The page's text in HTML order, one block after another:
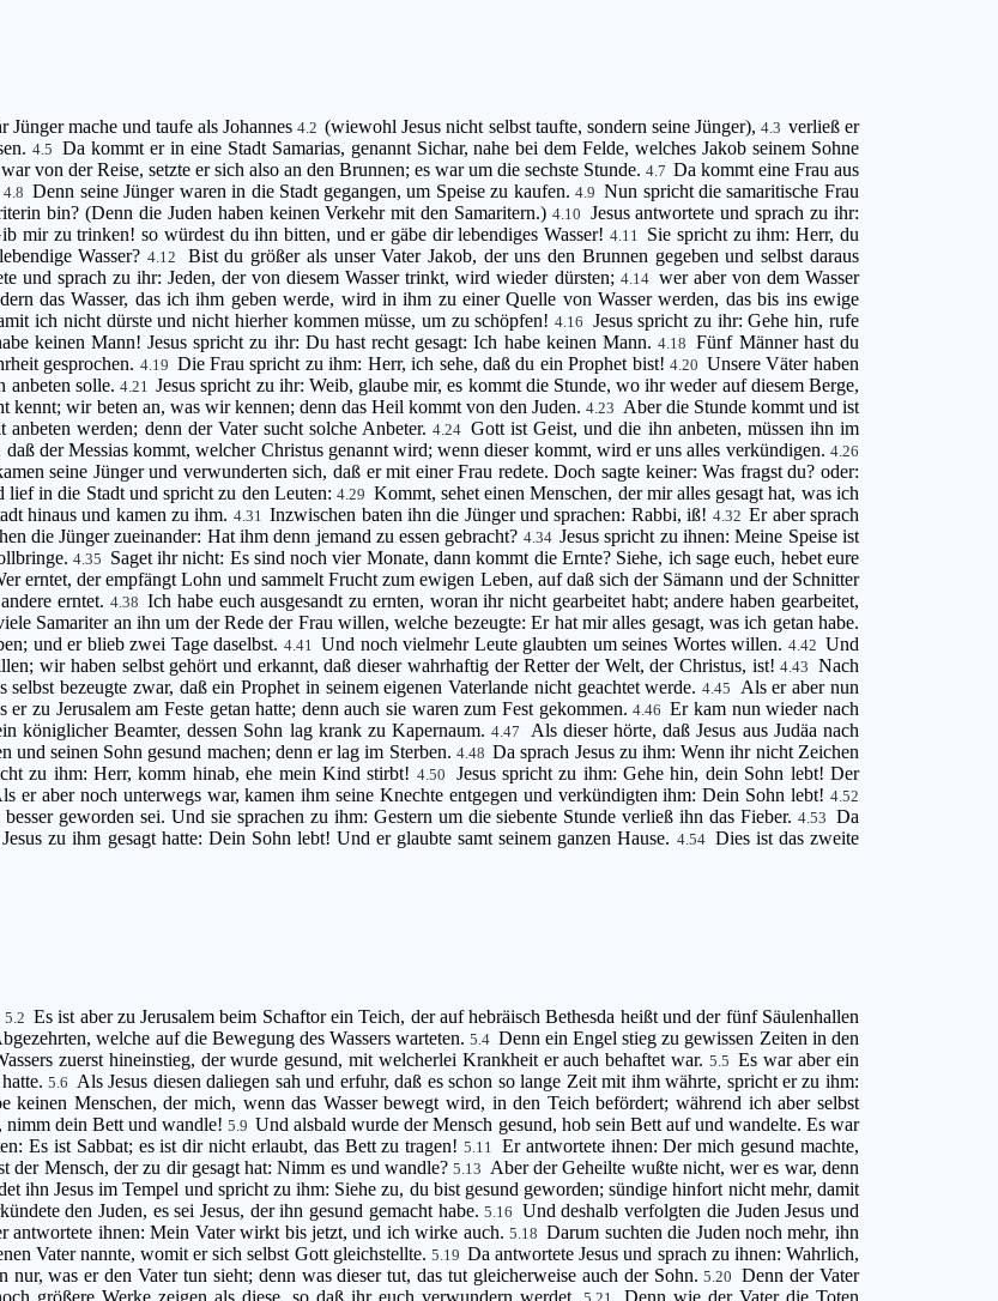
Jünger mache und taufe als Johannes4.2 (wiewohl Jesus nicht selbst taufte, sondern seine Jünger), 4.3 verließ er
4.5
Da kommt er in eine Stadt Samarias, genannt Sichar, nahe bei dem Felde, welches Jakob seinem Sohne
von der Reise, setzte er sich also an den Brunnen; es war um die sechste Stunde. 4.7 Da kommt eine Frau aus
4.8 Denn seine Jünger waren in die Stadt gegangen, um Speise zu kaufen.4.9 Nun spricht die samaritische Frau
bin? (Denn die Juden haben keinen Verkehr mit den Samaritern.) 4.10 Jesus antwortete und sprach zu ihr:
mir zu trinken! so würdest du ihn bitten, und er gäbe dir lebendiges Wasser! 4.11
Sie spricht zu ihm: Herr, du
Wasser?4.12
Bist du größer als unser Vater Jakob, der uns den Brunnen gegeben und selbst daraus
und sprach zu ihr: Jeden, der von diesem Wasser trinkt, wird wieder dürsten; 4.14 wer aber von dem Wasser
das Wasser, das ich ihm geben werde, wird in ihm zu einer Quelle von Wasser werden, das bis ins ewige
ich nicht dürste und nicht hierher kommen müsse, um zu schöpfen!4.16 Jesus spricht zu ihr: Gehe hin, rufe
keinen Mann! Jesus spricht zu ihr: Du hast recht gesagt: Ich habe keinen Mann.4.18
Fünf Männer hast du
gesprochen. 4.19 Die Frau spricht zu ihm: Herr, ich sehe, daß du ein Prophet bist!4.20 Unsere Väter haben
anbeten solle. 4.21
Jesus spricht zu ihr: Weib, glaube mir, es kommt die Stunde, wo ihr weder auf diesem Berge,
kennt; wir beten an, was wir kennen; denn das Heil kommt von den Juden.4.23 Aber die Stunde kommt und ist
werden; denn der Vater sucht solche Anbeter.4.24 Gott ist Geist, und die ihn anbeten, müssen ihn im
der Messias kommt, welcher Christus genannt wird; wenn dieser kommt, wird er uns alles verkündigen. 4.26
seine Jünger und verwunderten sich, daß er mit einer Frau redete. Doch sagte keiner: Was fragst du? oder:
lief in die Stadt und spricht zu den Leuten:4.29 Kommt, sehet einen Menschen, der mir alles gesagt hat, was ich
hinaus und kamen zu ihm. 4.31 Inzwischen baten ihn die Jünger und sprachen: Rabbi, iß! 4.32 Er aber sprach
die Jünger zueinander: Hat ihm denn jemand zu essen gebracht? 4.34 Jesus spricht zu ihnen: Meine Speise ist
4.35 Saget ihr nicht: Es sind noch vier Monate, dann kommt die Ernte? Siehe, ich sage euch, hebet eure
erntet, der empfängt Lohn und sammelt Frucht zum ewigen Leben, auf daß sich der Sämann und der Schnitter
erntet. 4.38 Ich habe euch ausgesandt zu ernten, woran ihr nicht gearbeitet habt; andere haben gearbeitet,
Samariter an ihn um der Rede der Frau willen, welche bezeugte: Er hat mir alles gesagt, was ich getan habe.
und er blieb zwei Tage daselbst. 4.41 Und noch vielmehr Leute glaubten um seines Wortes willen. 4.42 Und
wir haben selbst gehört und erkannt, daß dieser wahrhaftig der Retter der Welt, der Christus, ist!4.43 Nach
selbst bezeugte zwar, daß ein Prophet in seinem eigenen Vaterlande nicht geachtet werde.4.45
Als er aber nun
zu Jerusalem am Feste getan hatte; denn auch sie waren zum Fest gekommen.4.46 Er kam nun wieder nach
königlicher Beamter, dessen Sohn lag krank zu Kapernaum.4.47
Als dieser hörte, daß Jesus aus Judäa nach
seinen Sohn gesund machen; denn er lag im Sterben. 4.48 Da sprach Jesus zu ihm: Wenn ihr nicht Zeichen
zu ihm: Herr, komm hinab, ehe mein Kind stirbt! 4.50
Jesus spricht zu ihm: Gehe hin, dein Sohn lebt! Der
er aber noch unterwegs war, kamen ihm seine Knechte entgegen und verkündigten ihm: Dein Sohn lebt! 4.52
geworden sei. Und sie sprachen zu ihm: Gestern um die siebente Stunde verließ ihn das Fieber.4.53 Da
zu ihm gesagt hatte: Dein Sohn lebt! Und er glaubte samt seinem ganzen Hause. 4.54 Dies ist das zweite
5.2 Es ist aber zu Jerusalem beim Schaftor ein Teich, der auf hebräisch Bethesda heißt und der fünf Säulenhallen
welche auf die Bewegung des Wassers warteten.5.4 Denn ein Engel stieg zu gewissen Zeiten in den
zuerst hineinstieg, der wurde gesund, mit welcherlei Krankheit er auch behaftet war. 5.5 Es war aber ein
hatte.5.6 Als Jesus diesen daliegen sah und erfuhr, daß es schon so lange Zeit mit ihm währte, spricht er zu ihm:
keinen Menschen, der mich, wenn das Wasser bewegt wird, in den Teich befördert; während ich aber selbst
nimm dein Bett und wandle!5.9 Und alsbald wurde der Mensch gesund, hob sein Bett auf und wandelte. Es war
Es ist Sabbat; es ist dir nicht erlaubt, das Bett zu tragen!5.11 Er antwortete ihnen: Der mich gesund machte,
der Mensch, der zu dir gesagt hat: Nimm es und wandle?5.13 Aber der Geheilte wußte nicht, wer es war, denn
ihn Jesus im Tempel und spricht zu ihm: Siehe zu, du bist gesund geworden; sündige hinfort nicht mehr, damit
den Juden, es sei Jesus, der ihn gesund gemacht habe.5.16 Und deshalb verfolgten die Juden Jesus und
antwortete ihnen: Mein Vater wirkt bis jetzt, und ich wirke auch.5.18 Darum suchten die Juden noch mehr, ihn
Vater nannte, womit er sich selbst Gott gleichstellte. 5.19 Da antwortete Jesus und sprach zu ihnen: Wahrlich,
was er den Vater tun sieht; denn was dieser tut, das tut gleicherweise auch der Sohn.5.20
Denn der Vater